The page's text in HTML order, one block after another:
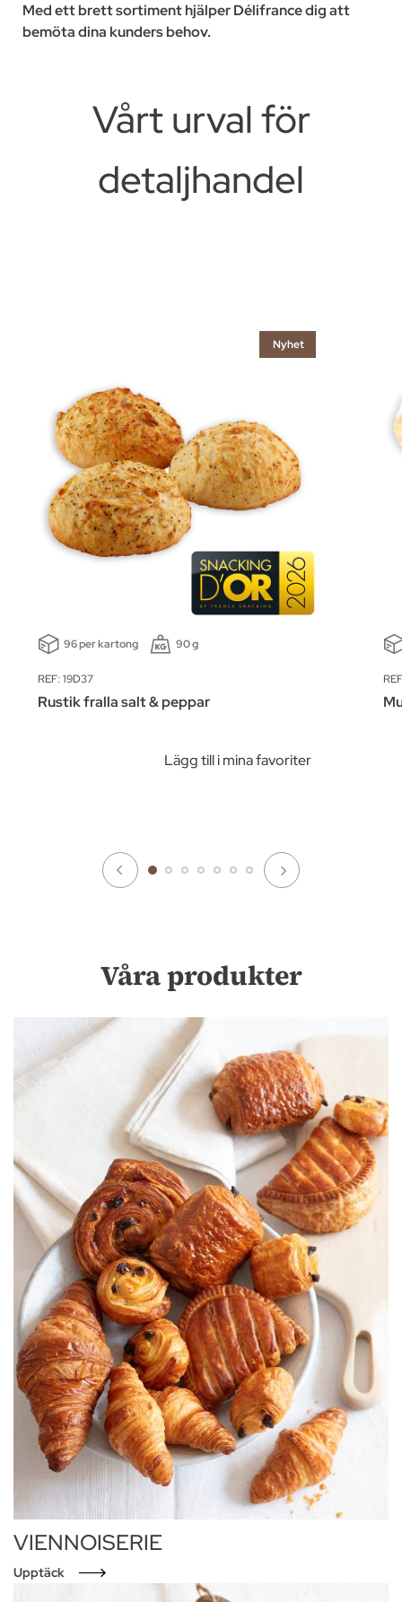
Med ett brett sortiment hjälper Délifrance dig att
bemöta dina kunders behov.
Vårt urval för
detaljhandel
Nyhet
96 per kartong 90 g
REF: 19D37
Rustik fralla salt & peppar
Lägg till i mina favoriter
Våra produkter
VIENNOISERIE
Upptäck